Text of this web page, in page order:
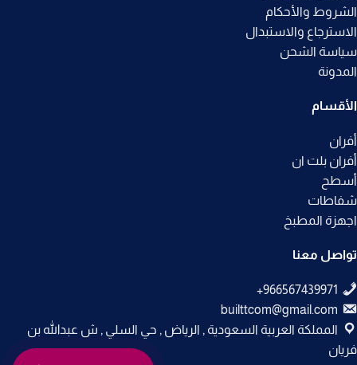
الشروط والأحكام
الاسترجاع والاستبدال
سياسة الشحن
المدونة
الأقسام
أفران
أفران بلت ان
أسطح
شفاطات
اجهزة المطبخ
تواصل معنا
builttcom@gmail.com
المملكة العربية السعودية , الرياض , حي السلي , ش عبدالله بن
فريان